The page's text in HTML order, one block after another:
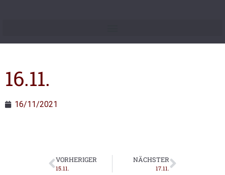
16.11.
16/11/2021
VORHERIGER
15.11.
NÄCHSTER
17.11.